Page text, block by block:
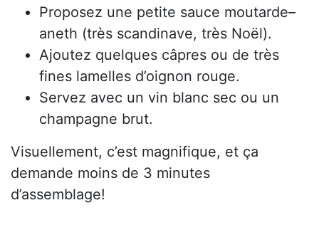
Proposez une petite sauce moutarde–
aneth (très scandinave, très Noël).
Ajoutez quelques câpres ou de très
fines lamelles d’oignon rouge.
Servez avec un vin blanc sec ou un
champagne brut.
Visuellement, c’est magnifique, et ça
demande moins de 3 minutes
d’assemblage!